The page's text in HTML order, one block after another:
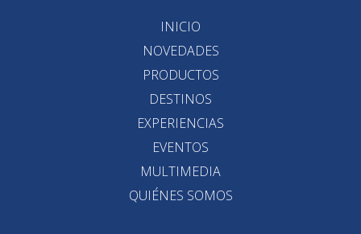
INICIO
NOVEDADES
PRODUCTOS
DESTINOS
EXPERIENCIAS
EVENTOS
MULTIMEDIA
QUIÉNES SOMOS